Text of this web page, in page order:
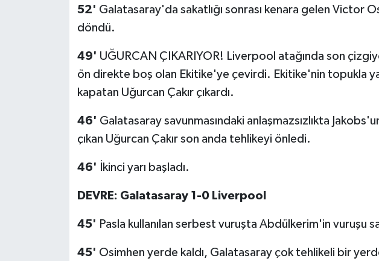
52' Galatasaray'da sakatlığı sonrası kenara gelen Victor
döndü.
49' UĞURCAN ÇIKARIYOR! Liverpool atağında son
ön direkte boş olan Ekitike'ye çevirdi. Ekitike'nin topukla
kapatan Uğurcan Çakır çıkardı.
46' Galatasaray savunmasındaki anlaşmazsızlıkta
çıkan Uğurcan Çakır son anda tehlikeyi önledi.
46' İkinci yarı başladı.
DEVRE: Galatasaray 1-0 Liverpool
45' Pasla kullanılan serbest vuruşta Abdülkerim'in vuruşu
45' Osimhen yerde kaldı, Galatasaray çok tehlikeli bir